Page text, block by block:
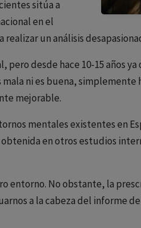
sitúa a
en el
un análisis
pero desde hace 10-15 años
ni es buena,
mejorable.
mentales existentes en
en otros estudios
entorno. No obstante, la
a la cabeza del informe